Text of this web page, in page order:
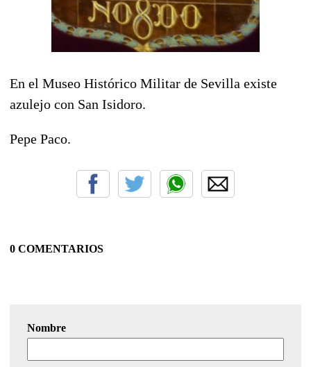
En el Museo Histórico Militar de Sevilla existe
azulejo con San Isidoro.
Pepe Paco.
0 COMENTARIOS
Nombre